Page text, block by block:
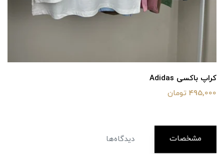
کراپ باکسی Adidas
495,000 تومان
مشخصات دیدگاه‌ها